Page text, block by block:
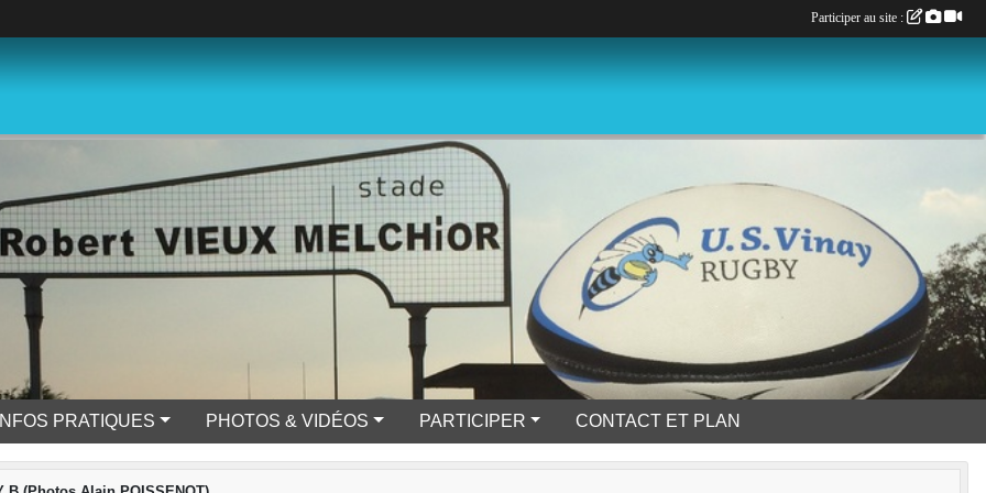
INFOS PRATIQUES PHOTOS & VIDÉOS PARTICIPER CONTACT ET PLAN
Participer au site :